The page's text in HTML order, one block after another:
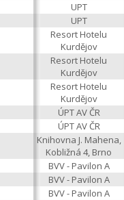
UPT
UPT
Resort Hotelu
Kurdějov
Resort Hotelu
Kurdějov
Resort Hotelu
Kurdějov
ÚPT AV ČR
ÚPT AV ČR
Knihovna J. Mahena,
Kobližná 4, Brno
BVV - Pavilon A
BVV - Pavilon A
BVV - Pavilon A